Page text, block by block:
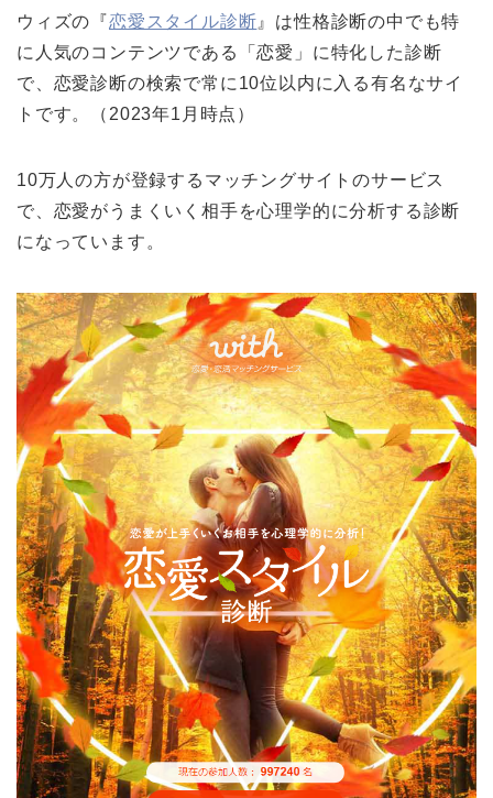
ウィズの『恋愛スタイル診断 』は性格診断の中でも特
に人気のコンテンツである「恋愛」に特化した診断
で、恋愛診断の検索で常に10位以内に入る有名なサイ
トです。（2023年1月時点）
10万人の方が登録するマッチングサイトのサービス
で、恋愛がうまくいく相手を心理学的に分析する診断
になっています。